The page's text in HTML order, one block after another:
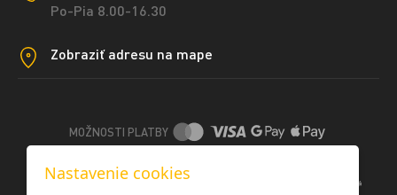
Po-Pia 8.00-16.30
Zobraziť adresu na mape
MOŽNOSTI PLATBY
Nastavenie cookies